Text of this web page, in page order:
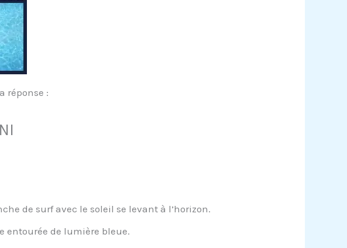
réponse :
de surf avec le soleil se levant à l’horizon.
entourée de lumière bleue.